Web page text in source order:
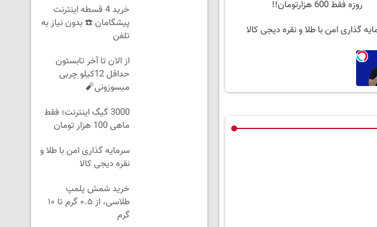
روزه فقط 600 هزارتومان!!
گذاری امن با طلا و نقره دیجی کالا
خرید 4 قسطه اینترنت
پیشگامان ☎️ بدون نیاز به
تلفن
از الان تا آخر تابستون
حداقل 12کیلو چربی
میسوزونی🧨
3000 گیگ اینترنت؛ فقط
ماهی 100 هزار تومان
سرمایه گذاری امن با طلا و
نقره دیجی کالا
خرید شمش پلمپ
طلاسی، از ۰.۵ گرم تا ۱۰
گرم